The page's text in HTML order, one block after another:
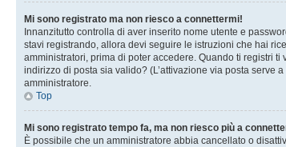
Mi sono registrato ma non riesco a connettermi!
Innanzitutto controlla di aver inserito nome utente e
stavi registrando, allora devi seguire le istruzioni che hai
amministratori, prima di poter accedere. Quando ti registri
indirizzo di posta sia valido? (L’attivazione via posta serve
amministratore.
Top
Mi sono registrato tempo fa, ma non riesco più a
È possibile che un amministratore abbia cancellato o